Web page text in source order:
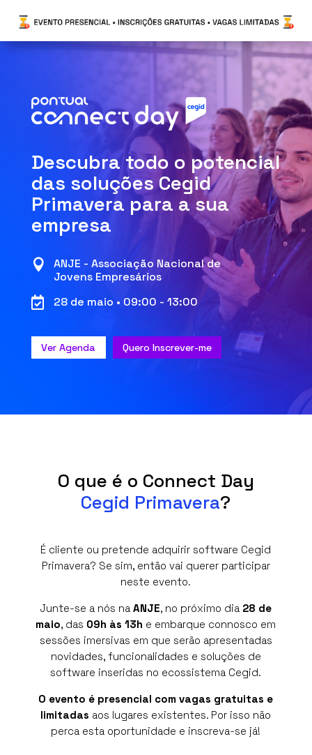
Descubra todo o potencial
das soluções Cegid
Primavera para a sua
empresa

ANJE - Associação Nacional de
Jovens Empresários

28 de maio • 09:00 - 13:00
Ver Agenda Quero Inscrever-me
O que é o Connect Day
Cegid Primavera?
É cliente ou pretende adquirir software Cegid
Primavera? Se sim, então vai querer participar
neste evento.
Junte-se a nós naANJE, no próximo dia 28 de
maio, das 09h às 13h e embarque connosco em
sessões imersivas em que serão apresentadas
novidades, funcionalidades e soluções de
software inseridas no ecossistema Cegid.
O evento é presencial com vagas gratuitas e
limitadas aos lugares existentes. Por isso não
perca esta oportunidade e inscreva-se já!